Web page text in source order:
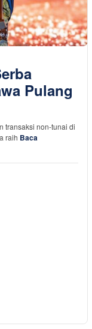
Pulang
transaksi non-tunai di
raih Baca